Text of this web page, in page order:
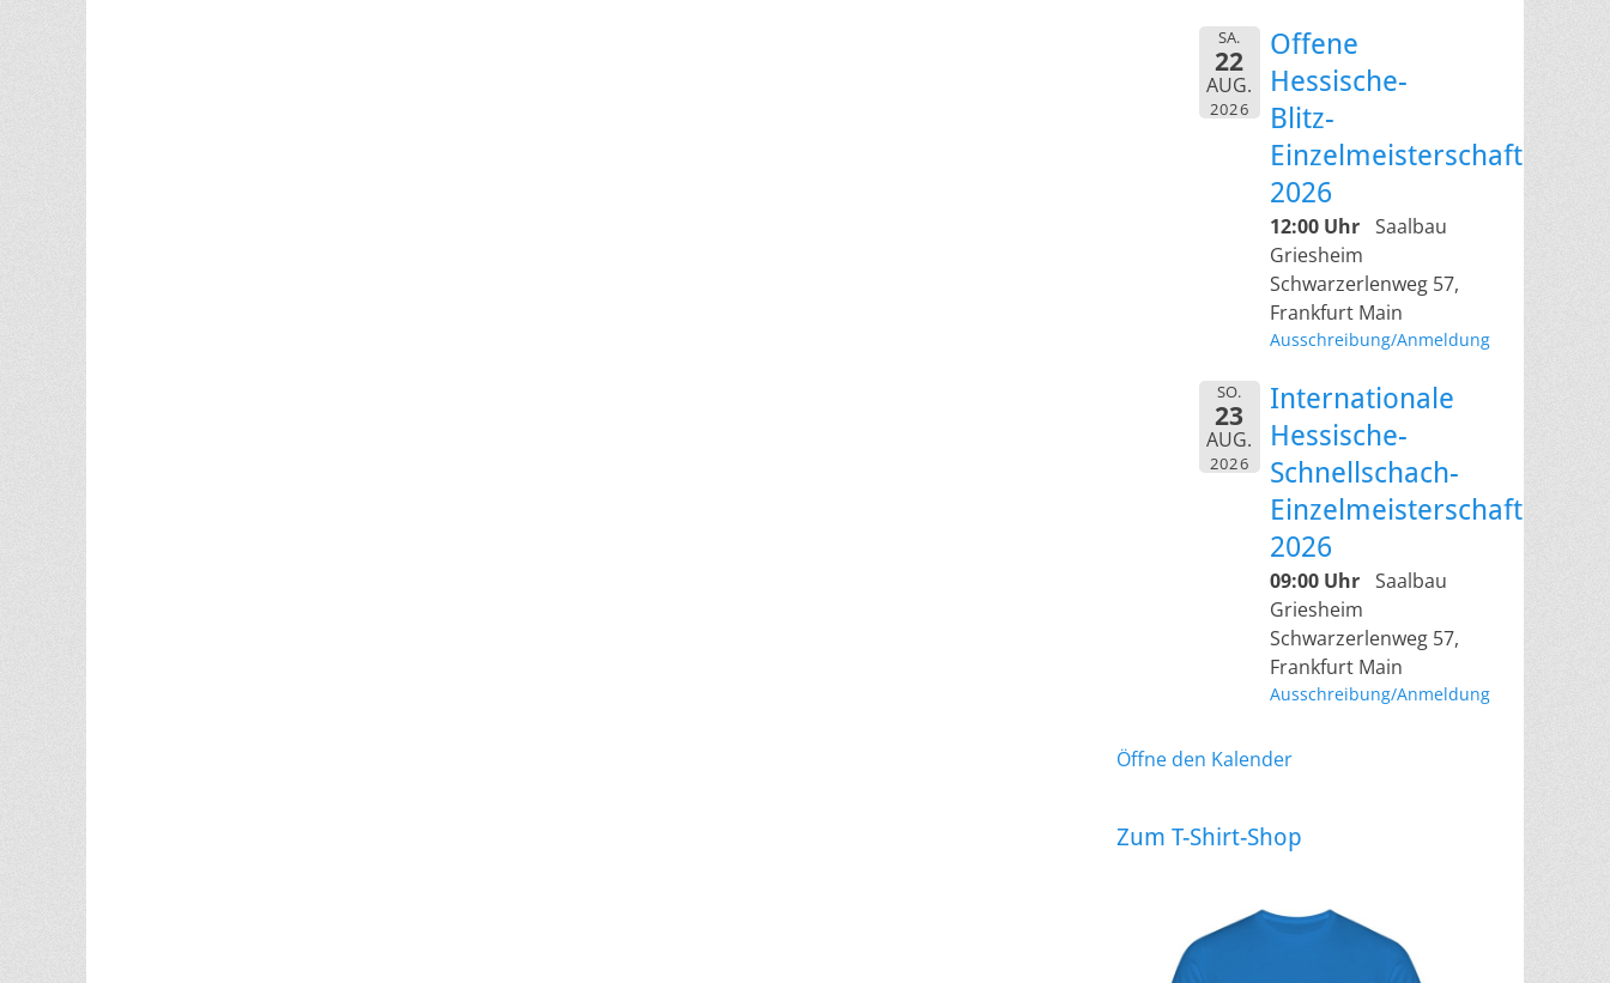
SA.
22
AUG.
2026
Offene
Hessische-
Blitz-
Einzelmeisterschaft
2026
12:00 Uhr Saalbau
Griesheim
Schwarzerlenweg 57,
Frankfurt Main
Ausschreibung/Anmeldung
SO.
23
AUG.
2026
Internationale
Hessische-
Schnellschach-
Einzelmeisterschaft
2026
09:00 Uhr Saalbau
Griesheim
Schwarzerlenweg 57,
Frankfurt Main
Ausschreibung/Anmeldung
Öffne den Kalender
Zum T-Shirt-Shop